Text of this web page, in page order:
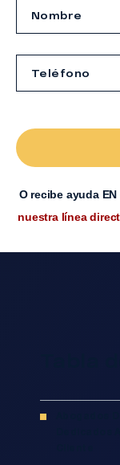
O recibe ayuda
nuestra línea